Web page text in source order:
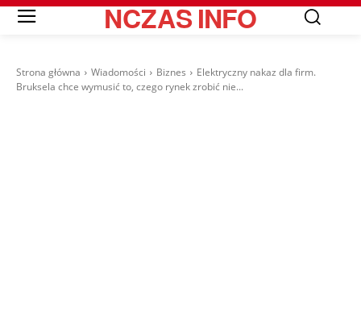
NCZASINFO
Strona główna Wiadomości Biznes
Elektryczny nakaz dla firm.
Bruksela chce wymusić to, czego rynek zrobić nie...